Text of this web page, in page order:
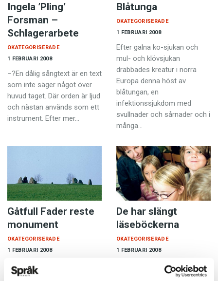
Ingela ’Pling’
Forsman –
Schlagerarbete
1 FEBRUARI 2008
OKATEGORISERADE
–?En dålig sångtext är en text
som inte säger något över
huvud taget. Där orden är ljud
och nästan används som ett
instrument. Efter mer…
Blåtunga
1 FEBRUARI 2008
OKATEGORISERADE
Efter galna ko-sjukan och
mul- och klövsjukan
drabbades kreatur i norra
Europa denna höst av
blåtungan, en
infektionssjukdom med
svullnader och sårnader och i
många…
Gåtfull Fader reste
monument
1 FEBRUARI 2008
OKATEGORISERADE
Åker du från Eslöv åt
nordväst mot Västra Strö
De har slängt
läseböckerna
1 FEBRUARI 2008
OKATEGORISERADE
Det är mycket lättare att lära
sig läsa om man får lära sig